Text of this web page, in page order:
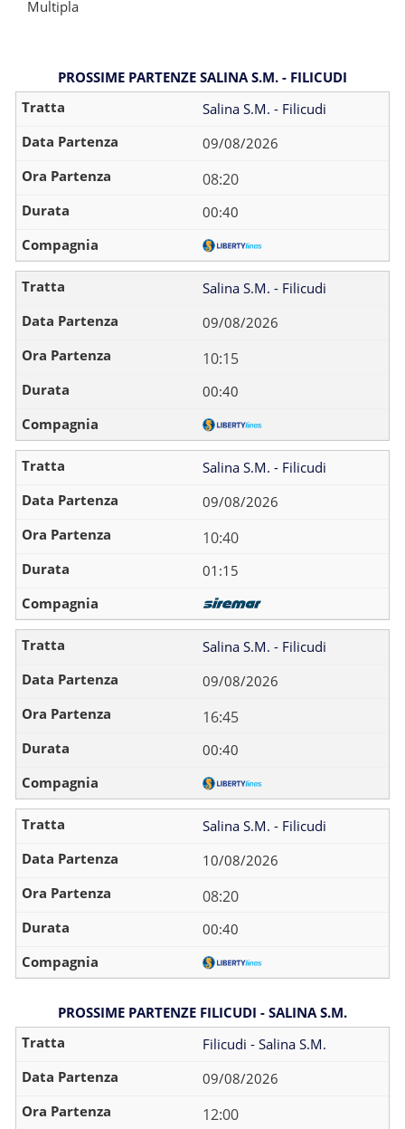
Multipla
PROSSIME PARTENZE SALINA S.M. - FILICUDI
Salina S.M. - Filicudi
09/08/2026
08:20
00:40
Salina S.M. - Filicudi
09/08/2026
10:15
00:40
Salina S.M. - Filicudi
09/08/2026
10:40
01:15
Salina S.M. - Filicudi
09/08/2026
16:45
00:40
Salina S.M. - Filicudi
10/08/2026
08:20
00:40
PROSSIME PARTENZE FILICUDI - SALINA S.M.
Filicudi - Salina S.M.
09/08/2026
12:00